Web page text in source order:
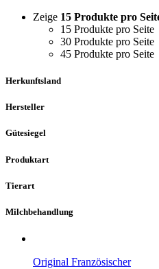
Zeige 15 Produkte pro
15 Produkte pro Seite
30 Produkte pro Seite
45 Produkte pro Seite
Herkunftsland
Hersteller
Gütesiegel
Produktart
Tierart
Milchbehandlung
Original Französischer